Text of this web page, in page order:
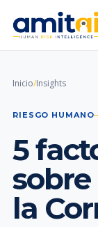
Inicio/Insights
RIESGO HUMANO
5
la